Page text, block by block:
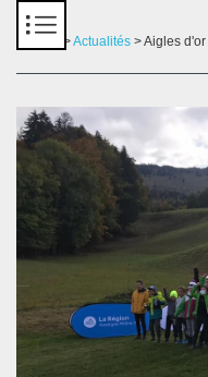
>Actualités > Aigles